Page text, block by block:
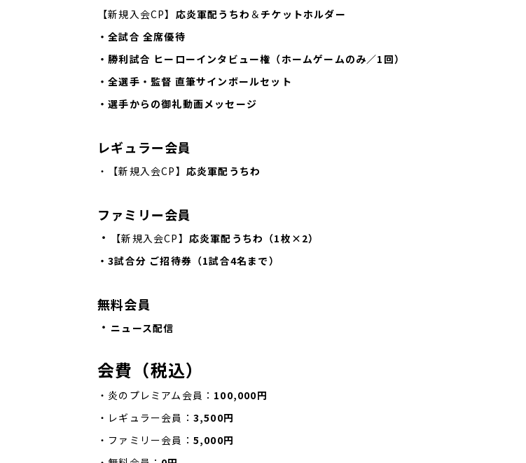
【新規入会CP】 応炎軍配うちわ ＆ チケットホルダー
・全試合 全席優待
・勝利試合 ヒーローインタビュー権（ホームゲームのみ／1回）
・全選手・監督 直筆サインボールセット
・選手からの御礼動画メッセージ
レギュラー会員
・【新規入会CP】 応炎軍配うちわ
ファミリー会員
・
【新規入会CP】 応炎軍配うちわ（1枚×2）
・3試合分 ご招待券（1試合4名まで）
無料会員
・ ニュース配信
会費（税込）
・炎のプレミアム会員： 100,000円
・レギュラー会員： 3,500円
・ファミリー会員： 5,000円